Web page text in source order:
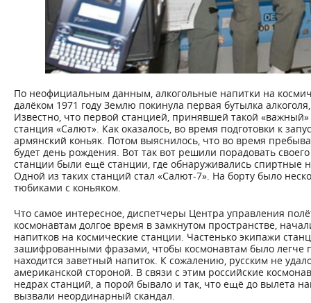
По неофициальным данным, алкогольные напитки на
далёком 1971 году Землю покинула первая бутылка
Известно, что первой станцией, принявшей такой
станция «Салют». Как оказалось, во время подготовки к
армянский коньяк. Потом выяснилось, что во время
будет день рождения. Вот так вот решили порадовать
станции были ещё станции, где обнаруживались спиртные
Одной из таких станций стал «Салют-7». На борту было
тюбиками с коньяком.
Что самое интересное, диспетчеры Центра управления
космонавтам долгое время в замкнутом пространстве,
напитков на космические станции. Частенько экипажи
зашифрованными фразами, чтобы космонавтам было легче
находится заветный напиток. К сожалению, русским не
американской стороной. В связи с этим российские
недрах станций, а порой бывало и так, что ещё до вылета
вызвали неординарный скандал.